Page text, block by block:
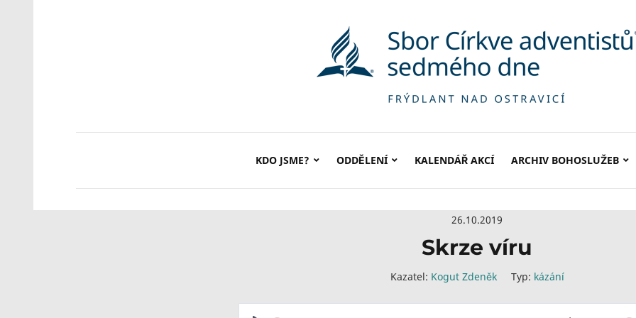
KDO JSME? ODDĚLENÍ KALENDÁŘ AKCÍ ARCHIV BOHOSLUŽEB
26.10.2019
Skrze víru
Kazatel: Kogut Zdeněk Typ: kázání